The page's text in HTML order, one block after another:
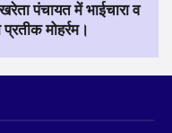
पंचायत में भाईचारा व
मोहर्रम।